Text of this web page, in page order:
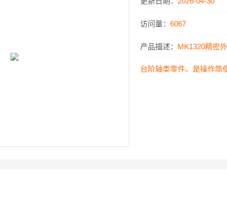
访问量：6067
产品描述： MK1320精密
台阶轴类零件。是操作简